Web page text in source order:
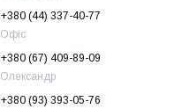
+380 (44) 337-40-77
Офіс
+380 (67) 409-89-09
Олександр
+380 (93) 393-05-76